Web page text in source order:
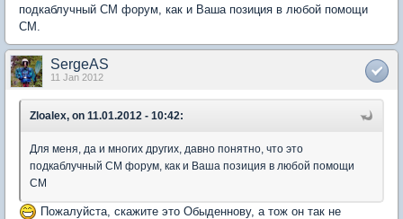
подкаблучный СМ форум, как и Ваша позиция в любой помощи
СМ.
SergeAS
11 Jan 2012
Zloalex, on 11.01.2012 - 10:42:
Для меня, да и многих других, давно понятно, что это
подкаблучный СМ форум, как и Ваша позиция в любой помощи
СМ
Пожалуйста, скажите это Обыденнову, а тож он так не